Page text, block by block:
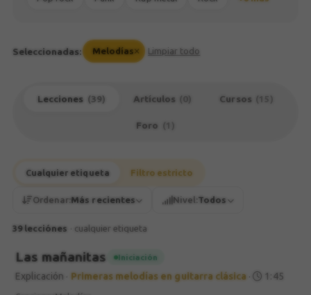
Seleccionadas: Melodías Limpiar todo
Lecciones (39) Artículos (0) Cursos
Foro
Cualquier etiqueta Filtro estricto
Ordenar:Más recientes Nivel: Todos
39 lecciónes · cualquier etiqueta
Las mañanitas Iniciación
Explicación Primeras melodías en guitarra clásica 1:45